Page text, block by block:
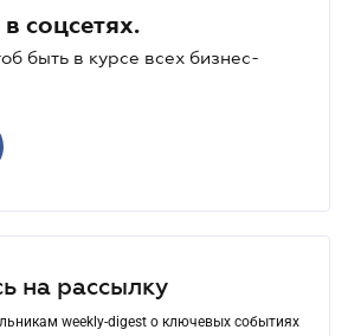
соцсетях.
быть в курсе всех бизнес-
на рассылку
weekly-digest о ключевых событиях